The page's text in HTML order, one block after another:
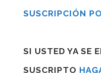
SUSCRIPCIÓN
SI USTED YA SE
SUSCRIPTO